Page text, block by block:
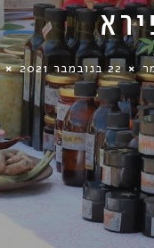
22 בנובמבר 2021